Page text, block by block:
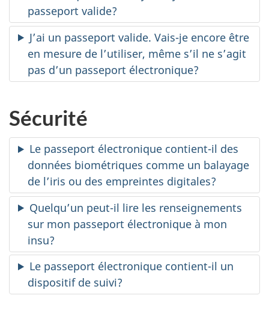
passeport valide?
J’ai un passeport valide. Vais-je encore être
en mesure de l’utiliser, même s’il ne s’agit
pas d’un passeport électronique?
Sécurité
Le passeport électronique contient-il des
données biométriques comme un balayage
de l’iris ou des empreintes digitales?
Quelqu’un peut-il lire les renseignements
sur mon passeport électronique à mon
insu?
Le passeport électronique contient-il un
dispositif de suivi?